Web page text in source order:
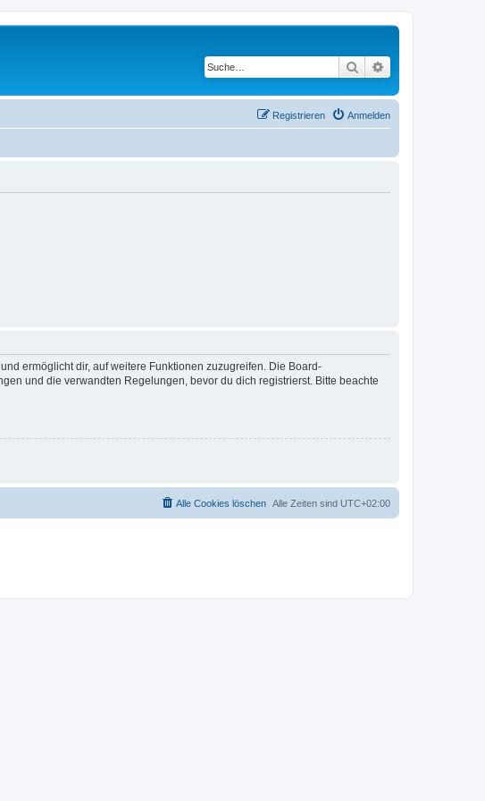
Suche
Anmelden
Registrieren
ermöglicht dir, auf weitere Funktionen zuzugreifen. Die Board-
und die verwandten Regelungen, bevor du dich registrierst. Bitte beachte
Alle Zeiten sind UTC+02:00
Alle Cookies löschen